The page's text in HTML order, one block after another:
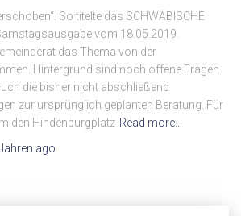
So titelte das SCHWÄBISCHE
vom 18.05.2019.
das Thema von der
Hintergrund sind noch offene Fragen
die bisher nicht abschließend
zur ursprünglich geplanten Beratung. Für
den Hindenburgplatz Read more…
ago